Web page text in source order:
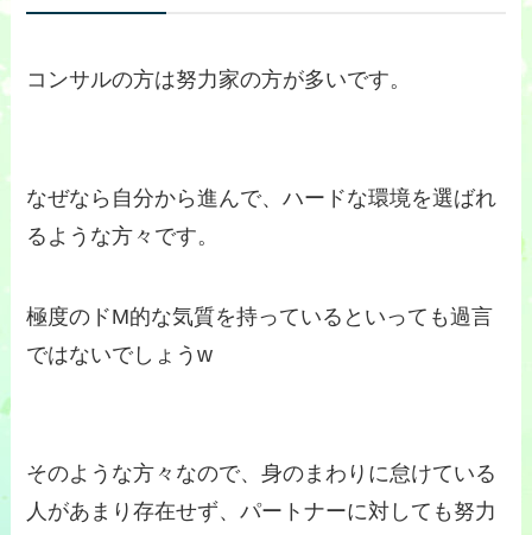
コンサルの方は努力家の方が多いです。
なぜなら自分から進んで、ハードな環境を選ばれ
るような方々です。
極度のドM的な気質を持っているといっても過言
ではないでしょうw
そのような方々なので、身のまわりに怠けている
人があまり存在せず、パートナーに対しても努力